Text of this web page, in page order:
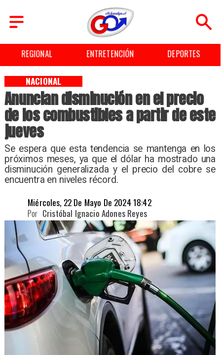
REGIONAL ENTRETENCIÓN DEPORTES
Anuncian disminución en el precio
de los combustibles a partir de este
jueves
​Se espera que esta tendencia se mantenga en los
próximos meses, ya que el dólar ha mostrado una
disminución generalizada y el precio del cobre se
encuentra en niveles récord.
NACIONAL
Miércoles, 22 De Mayo De 2024 18:42
Cristóbal Ignacio Adones Reyes
Por